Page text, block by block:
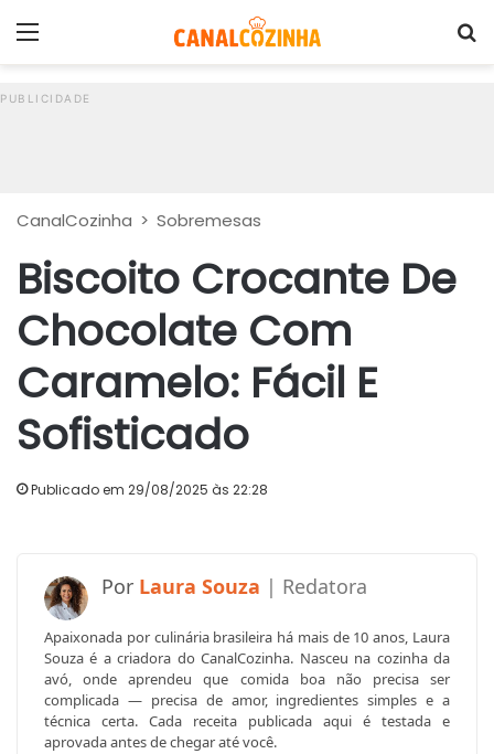
CanalCozinha > Sobremesas
Biscoito Crocante De
Chocolate Com
Caramelo: Fácil E
Sofisticado
Publicado em 29/08/2025 às 22:28
Laura Souza
Apaixonada por culinária brasileira há mais de 10 anos, Laura
Souza é a criadora do CanalCozinha. Nasceu na cozinha da
avó, onde aprendeu que comida boa não precisa ser
complicada — precisa de amor, ingredientes simples e a
técnica certa. Cada receita publicada aqui é testada e
aprovada antes de chegar até você.